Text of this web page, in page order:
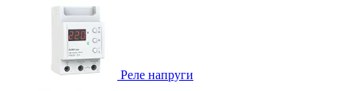
Реле напруги